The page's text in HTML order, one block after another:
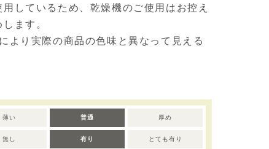
しているため、乾燥機のご使用はお控え
ます。
より実際の商品の色味と異なって見える
薄い 普通 厚め
無し 有り とても有り